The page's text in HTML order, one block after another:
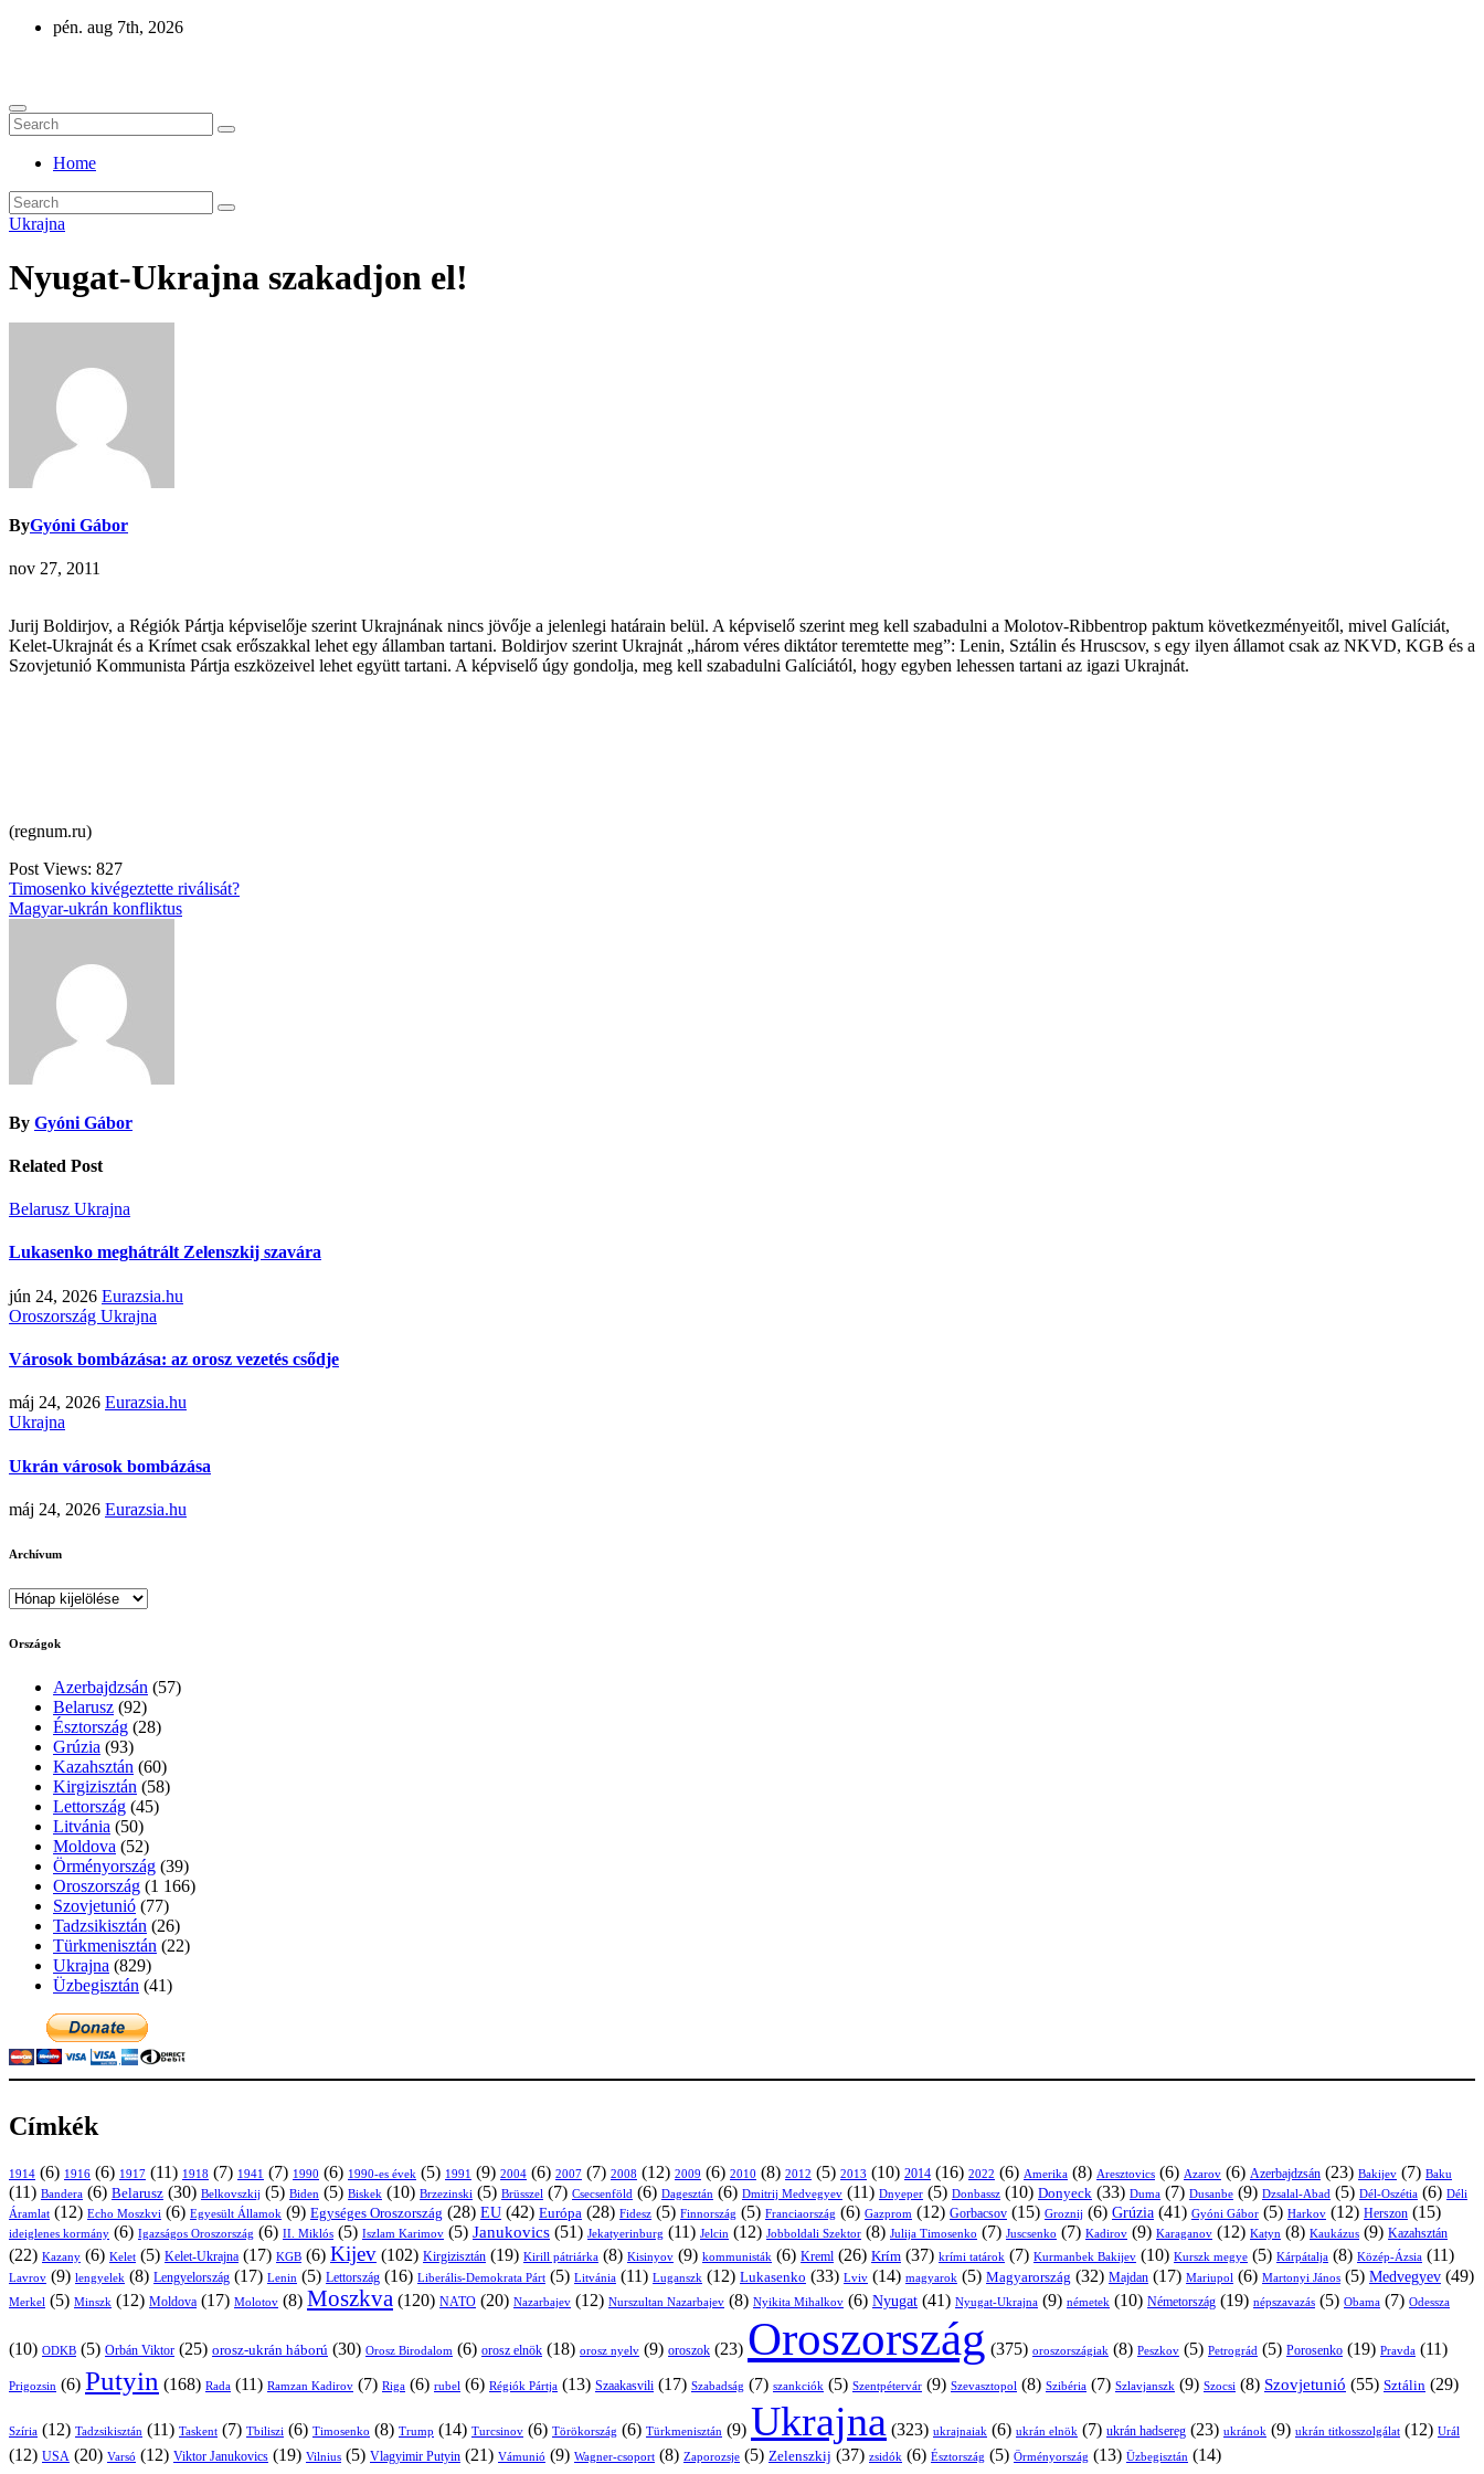
Skip
pén. aug 7th, 2026
Home
Ukrajna
Nyugat-Ukrajna szakadjon el!
ByGyóni Gábor
nov 27, 2011
Jurij Boldirjov, a Régiók Pártja képviselője szerint Ukrajnának nincs jövője a jelenlegi határain belül. A képviselő szerint meg kell szabadulni a Molotov-Ribbentrop paktum következményeitől, mivel Galíciát,
Kelet-Ukrajnát és a Krímet csak erőszakkal lehet egy államban tartani. Boldirjov szerint Ukrajnát „három véres diktátor teremtette meg”: Lenin, Sztálin és Hruscsov, s egy ilyen államot csak az NKVD, KGB és a
Szovjetunió Kommunista Pártja eszközeivel lehet együtt tartani. A képviselő úgy gondolja, meg kell szabadulni Galíciától, hogy egyben lehessen tartani az igazi Ukrajnát.
(regnum.ru)
Post Views: 827
Bejegyzés
navigáció
Timosenko kivégeztette riválisát?
Magyar-ukrán konfliktus
By Gyóni Gábor
Related Post
Belarusz Ukrajna
Lukasenko meghátrált Zelenszkij szavára
jún 24, 2026 Eurazsia.hu
Oroszország Ukrajna
Városok bombázása: az orosz vezetés csődje
máj 24, 2026 Eurazsia.hu
Ukrajna
Ukrán városok bombázása
máj 24, 2026 Eurazsia.hu
Archívum
Archívum
Országok
Azerbajdzsán (57)
Belarusz (92)
Észtország (28)
Grúzia (93)
Kazahsztán (60)
Kirgizisztán (58)
Lettország (45)
Litvánia (50)
Moldova (52)
Örményország (39)
Oroszország (1 166)
Szovjetunió (77)
Tadzsikisztán (26)
Türkmenisztán (22)
Ukrajna (829)
Üzbegisztán (41)
Címkék
1914 (6) 1916 (6) 1917 (11) 1918 (7) 1941 (7) 1990 (6) 1990-es évek (5) 1991 (9) 2004 (6) 2007 (7) 2008 (12) 2009 (6) 2010 (8) 2012 (5) 2013 (10) 2014 (16) 2022 (6) Amerika (8) Aresztovics (6) Azarov (6) Azerbajdzsán (23) Bakijev (7) Baku
(11) Bandera (6) Belarusz (30) Belkovszkij (5) Biden (5) Biskek (10) Brzezinski (5) Brüsszel (7) Csecsenföld (6) Dagesztán (6) Dmitrij Medvegyev (11) Dnyeper (5) Donbassz (10) Donyeck (33) Duma (7) Dusanbe (9) Dzsalal-Abad (5) Dél-Oszétia (6) Déli
Áramlat (12) Echo Moszkvi (6) Egyesült Államok (9) Egységes Oroszország (28) EU (42) Európa (28) Fidesz (5) Finnország (5) Franciaország (6) Gazprom (12) Gorbacsov (15) Groznij (6) Grúzia (41) Gyóni Gábor (5) Harkov (12) Herszon (15)
ideiglenes kormány (6) Igazságos Oroszország (6) II. Miklós (5) Iszlam Karimov (5) Janukovics (51) Jekatyerinburg (11) Jelcin (12) Jobboldali Szektor (8) Julija Timosenko (7) Juscsenko (7) Kadirov (9) Karaganov (12) Katyn (8) Kaukázus (9) Kazahsztán
(22) Kazany (6) Kelet (5) Kelet-Ukrajna (17) KGB (6) Kijev (102) Kirgizisztán (19) Kirill pátriárka (8) Kisinyov (9) kommunisták (6) Kreml (26) Krím (37) krími tatárok (7) Kurmanbek Bakijev (10) Kurszk megye (5) Kárpátalja (8) Közép-Ázsia (11)
Lavrov (9) lengyelek (8) Lengyelország (17) Lenin (5) Lettország (16) Liberális-Demokrata Párt (5) Litvánia (11) Luganszk (12) Lukasenko (33) Lviv (14) magyarok (5) Magyarország (32) Majdan (17) Mariupol (6) Martonyi János (5) Medvegyev (49)
Merkel (5) Minszk (12) Moldova (17) Molotov (8) Moszkva (120) NATO (20) Nazarbajev (12) Nurszultan Nazarbajev (8) Nyikita Mihalkov (6) Nyugat (41) Nyugat-Ukrajna (9) németek (10) Németország (19) népszavazás (5) Obama (7) Odessza
(10) ODKB (5) Orbán Viktor (25) orosz-ukrán háború (30) Orosz Birodalom (6) orosz elnök (18) orosz nyelv (9) oroszok (23) Oroszország (375) oroszországiak (8) Peszkov (5) Petrográd (5) Porosenko (19) Pravda (11)
Prigozsin (6) Putyin (168) Rada (11) Ramzan Kadirov (7) Riga (6) rubel (6) Régiók Pártja (13) Szaakasvili (17) Szabadság (7) szankciók (5) Szentpétervár (9) Szevasztopol (8) Szibéria (7) Szlavjanszk (9) Szocsi (8) Szovjetunió (55) Sztálin (29)
Szíria (12) Tadzsikisztán (11) Taskent (7) Tbiliszi (6) Timosenko (8) Trump (14) Turcsinov (6) Törökország (6) Türkmenisztán (9) Ukrajna (323) ukrajnaiak (6) ukrán elnök (7) ukrán hadsereg (23) ukránok (9) ukrán titkosszolgálat (12) Urál
(12) USA (20) Varsó (12) Viktor Janukovics (19) Vilnius (5) Vlagyimir Putyin (21) Vámunió (9) Wagner-csoport (8) Zaporozsje (5) Zelenszkij (37) zsidók (6) Észtország (5) Örményország (13) Üzbegisztán (14)